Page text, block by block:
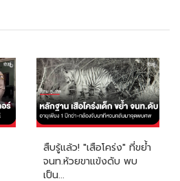
สืบรู้แล้ว! "เสือโคร่ง" ที่ขย้ำ
จนท.ห้วยขาแข้งดับ พบ
เป็น...